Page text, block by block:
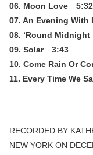
06. Moon Love 5:32
07. An Evening
08. ‘Round
09. Solar 3:43
10. Come Rain Or
11. Every Time We
RECORDED BY
NEW YORK ON